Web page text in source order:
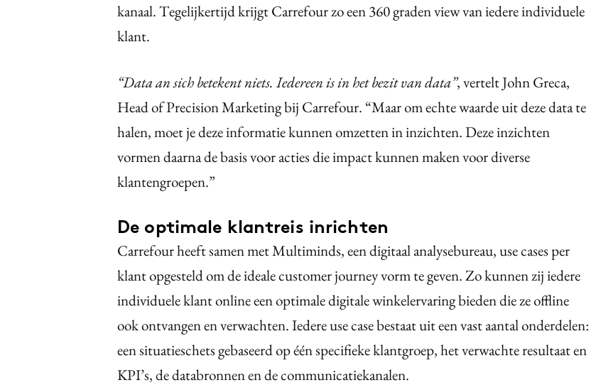
kanaal. Tegelijkertijd krijgt Carrefour zo een 360 graden view van iedere individuele
klant.
“Data an sich betekent niets. Iedereen is in het bezit van data”, vertelt John Greca,
Head of Precision Marketing bij Carrefour. “Maar om echte waarde uit deze data te
halen, moet je deze informatie kunnen omzetten in inzichten. Deze inzichten
vormen daarna de basis voor acties die impact kunnen maken voor diverse
klantengroepen.”
De optimale klantreis inrichten
Carrefour heeft samen met Multiminds, een digitaal analysebureau, use cases per
klant opgesteld om de ideale customer journey vorm te geven. Zo kunnen zij iedere
individuele klant online een optimale digitale winkelervaring bieden die ze offline
ook ontvangen en verwachten. Iedere use case bestaat uit een vast aantal onderdelen:
een situatieschets gebaseerd op één specifieke klantgroep, het verwachte resultaat en
KPI’s, de databronnen en de communicatiekanalen.